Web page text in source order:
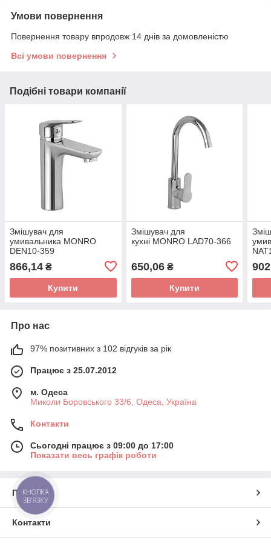
Умови повернення
Повернення товару впродовж 14 днів за домовленістю
Всі умови повернення
Подібні товари компанії
Змішувач для
умивальника MONRO
DEN10-359
866,14 ₴
Купити
Змішувач для
кухні MONRO LAD70-366
650,06₴
Купити
Про нас
97% позитивних з 102 відгуків за рік
Працює з 25.07.2012
м. Одеса
Миколи Боровського 33/6, Одеса, Україна
Контакти
Сьогодні працює з 09:00 до 17:00
Показати весь графік роботи
Про нас
Контакти
КНОПКА
ЗВ'ЯЗКУ